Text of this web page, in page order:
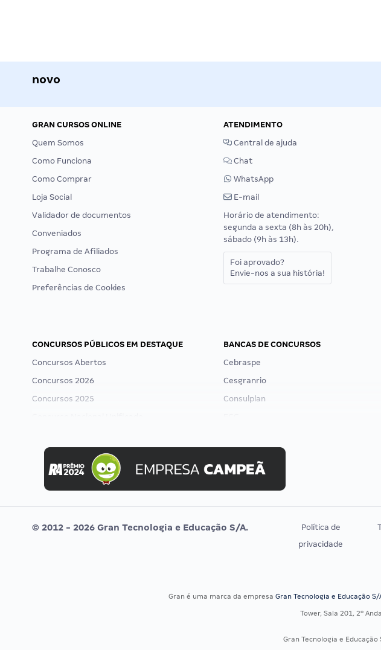
novo
GRAN CURSOS ONLINE
Quem Somos
Como Funciona
Como Comprar
Loja Social
Validador de documentos
Conveniados
Programa de Afiliados
Trabalhe Conosco
Preferências de Cookies
ATENDIMENTO
Central de ajuda
Chat
WhatsApp
E-mail
Horário de atendimento:
segunda a sexta (8h às 20h),
sábado (9h às 13h).
Foi aprovado?
Envie-nos a sua história!
CONCURSOS PÚBLICOS EM DESTAQUE
Concursos Abertos
Concursos 2026
Concursos 2025
Concurso MPU
Editais publicados
BANCAS DE CONCURSOS
Cebraspe
Cesgranrio
Consulplan
Selecon
Uniase
Vunesp
© 2012 - 2026 Gran Tecnologia e Educação S/A.
Política de
privacidade
Gran é uma marca da empresaGran Tecnologia e Educação S/
Tower, Sala 201, 2º
Gran Tecnologia e